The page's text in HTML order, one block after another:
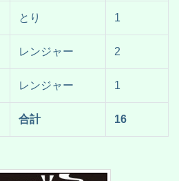
とり 1
レンジャー 2
レンジャー 1
合計 16